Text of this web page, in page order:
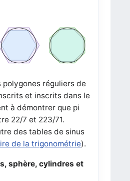
polygones réguliers de
et inscrits dans le
à démontrer que pi
22/7 et 223/71.
des tables de sinus
de la trigonométrie).
sphère, cylindres et